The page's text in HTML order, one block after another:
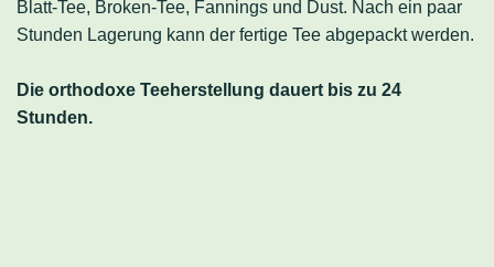
Blatt-Tee, Broken-Tee, Fannings und Dust. Nach ein paar
Stunden Lagerung kann der fertige Tee abgepackt werden.
Die orthodoxe Teeherstellung dauert bis zu 24
Stunden.